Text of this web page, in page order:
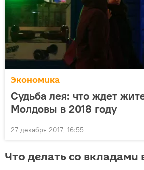
Экономика
Судьба лея: что ждет
Молдовы в 2018 году
27 декабря 2017, 16:55
Что делать со вкладами